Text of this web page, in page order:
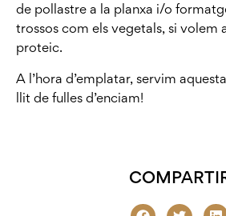
de pollastre a la planxa i/o
trossos com els vegetals, si volem
proteic.
A l’hora d’emplatar, servim
llit de fulles d’enciam!